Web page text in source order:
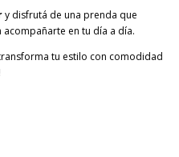
y disfrutá de una prenda que
en tu día a día.
tu estilo con comodidad